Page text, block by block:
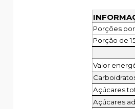
Porções
Porção de
Valor
Açúcares
Açúcares